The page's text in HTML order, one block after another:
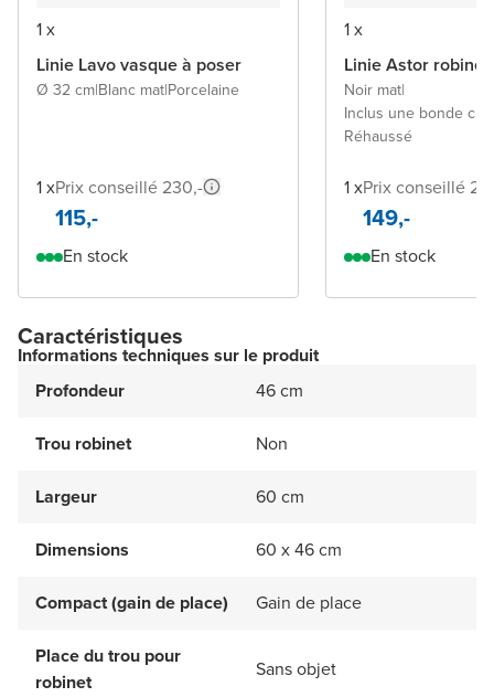
1 x
Linie Lavo vasque à poser
Ø 32 cm|Blanc mat|Porcelaine
1 xPrix conseillé 230,-
115,-
En stock
1 x
Linie Astor
Noir mat|
Inclus une bonde
Réhaussé
1 xPrix conseillé
149,-
En stock
Caractéristiques
Informations techniques sur le produit
Profondeur
46 cm
Trou robinet Non
Largeur 60 cm
Dimensions 60 x 46 cm
Compact (gain de place) Gain de place
Place du trou pour
robinet
Sans objet